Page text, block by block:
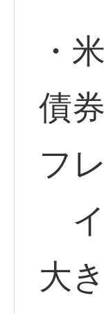
・
債
フ
イ
大